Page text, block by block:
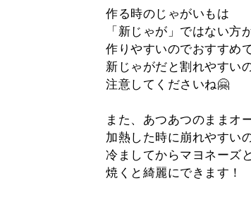
作る時のじゃがいもは
「新じゃが」ではない方
作りやすいのでおすすめ
新じゃがだと割れやすいの
注意してくださいね🤗
また、あつあつのままオ
加熱した時に崩れやすいの
冷ましてからマヨネーズ
焼くと綺麗にできます！